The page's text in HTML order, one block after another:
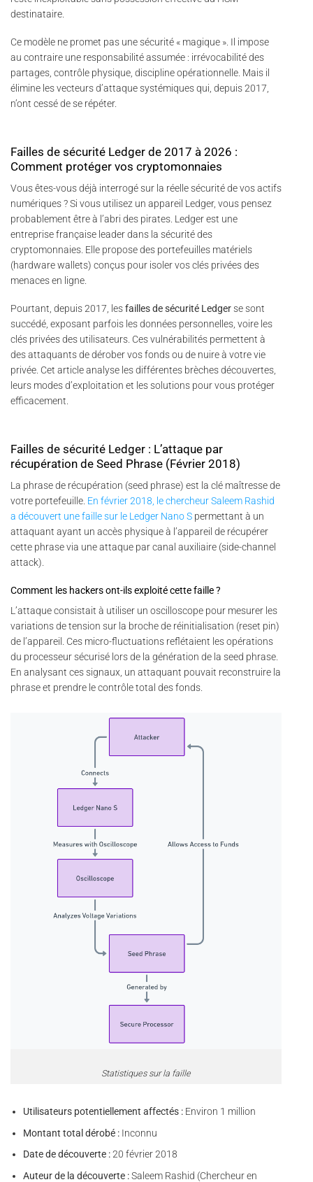
destinataire.
Ce modèle ne promet pas une sécurité « magique ». Il impose
au contraire une responsabilité assumée : irrévocabilité des
partages, contrôle physique, discipline opérationnelle. Mais il
élimine les vecteurs d’attaque systémiques qui, depuis 2017,
n’ont cessé de se répéter.
Failles de sécurité Ledger de 2017 à 2026 :
Comment protéger vos cryptomonnaies
Vous êtes-vous déjà interrogé sur la réelle sécurité de vos actifs
numériques ? Si vous utilisez un appareil Ledger, vous pensez
probablement être à l’abri des pirates. Ledger est une
entreprise française leader dans la sécurité des
cryptomonnaies. Elle propose des portefeuilles matériels
(hardware wallets) conçus pour isoler vos clés privées des
menaces en ligne.
Pourtant, depuis 2017, lesfailles de sécurité Ledgerse sont
succédé, exposant parfois les données personnelles, voire les
clés privées des utilisateurs. Ces vulnérabilités permettent à
des attaquants de dérober vos fonds ou de nuire à votre vie
privée. Cet article analyse les différentes brèches découvertes,
leurs modes d’exploitation et les solutions pour vous protéger
efficacement.
Failles de sécurité Ledger : L’attaque par
récupération de Seed Phrase (Février 2018)
La phrase de récupération (seed phrase) est la clé maîtresse de
votre portefeuille. En février 2018, le chercheur Saleem Rashid
a découvert une faille sur le Ledger Nano S permettant à un
attaquant ayant un accès physique à l’appareil de récupérer
cette phrase via une attaque par canal auxiliaire (side-channel
attack).
Comment les hackers ont-ils exploité cette faille ?
L’attaque consistait à utiliser un oscilloscope pour mesurer les
variations de tension sur la broche de réinitialisation (reset pin)
de l’appareil. Ces micro-fluctuations reflétaient les opérations
du processeur sécurisé lors de la génération de la seed phrase.
En analysant ces signaux, un attaquant pouvait reconstruire la
phrase et prendre le contrôle total des fonds.
Statistiques sur la faille
Utilisateurs potentiellement affectés : Environ 1 million
Montant total dérobé : Inconnu
Date de découverte :20 février 2018
Auteur de la découverte :Saleem Rashid (Chercheur en